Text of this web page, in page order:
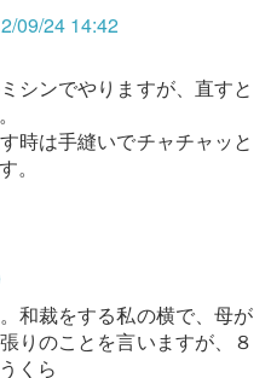
09/24 14:42
シンでやりますが、直すと
時は手縫いでチャチャッと
。
和裁をする私の横で、母が
りのことを言いますが、８
くら